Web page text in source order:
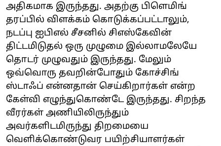
அதிகமாக இருந்தது. அதற்கு பிளெமிங்
தரப்பில் விளக்கம் கொடுக்கப்பட்டாலும்,
நடப்பு ஐபிஎல் சீசனில் சிஎஸ்கேவின்
திட்டமிடுதல் ஒரு முழுமை இல்லாமலேயே
தொடர் முழுவதும் இருந்தது. மேலும்
ஒவ்வொரு தவறின்போதும் கோச்சிங்
ஸ்டாஃப் என்னதான் செய்கிறார்கள் என்ற
கேள்வி எழுந்துகொண்டே இருந்தது. சிறந்த
வீரர்கள் அணியிலிருந்தும்
அவர்களிடமிருந்து திறமையை
வெளிக்கொண்டுவர பயிற்சியாளர்கள்